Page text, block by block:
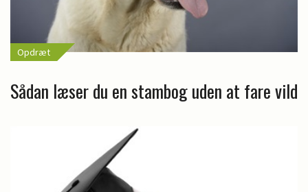
Opdræt
Sådan læser du en stambog uden at fare vild